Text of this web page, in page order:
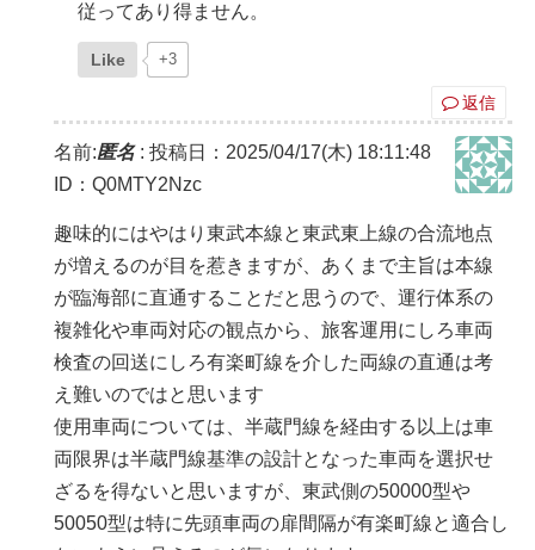
従ってあり得ません。
Like +3
返信
名前:匿名: 投稿日：2025/04/17(木) 18:11:48
ID：Q0MTY2Nzc
趣味的にはやはり東武本線と東武東上線の合流地点
が増えるのが目を惹きますが、あくまで主旨は本線
が臨海部に直通することだと思うので、運行体系の
複雑化や車両対応の観点から、旅客運用にしろ車両
検査の回送にしろ有楽町線を介した両線の直通は考
え難いのではと思います
使用車両については、半蔵門線を経由する以上は車
両限界は半蔵門線基準の設計となった車両を選択せ
ざるを得ないと思いますが、東武側の50000型や
50050型は特に先頭車両の扉間隔が有楽町線と適合し